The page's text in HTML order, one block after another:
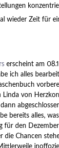
wieder Zeit für
erscheint am
ich alles
Linda von
bereits alles,
für den
die Chancen